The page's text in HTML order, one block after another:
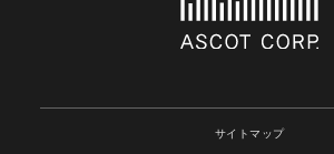
サイトマップ